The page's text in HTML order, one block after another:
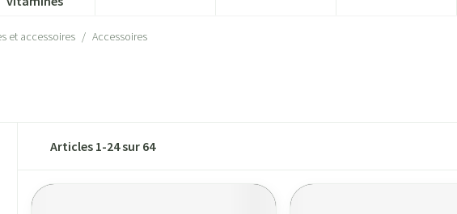
et accessoires / Accessoires
Articles 1-24sur 64